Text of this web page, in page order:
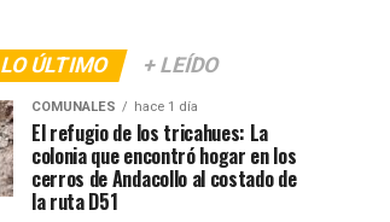
LO ÚLTIMO + LEÍDO
COMUNALES hace 1 día
El refugio de los tricahues: La
colonia que encontró hogar en los
cerros de Andacollo al costado de
la ruta D51